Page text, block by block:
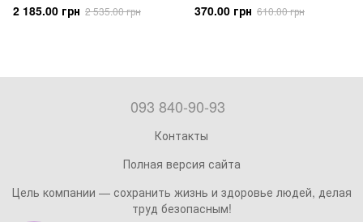
2 185.00 грн 2 535.00 грн 370.00 грн 610.00 грн
093 840-90-93
Контакты
Полная версия сайта
Цель компании — сохранить жизнь и здоровье людей, делая
труд безопасным!